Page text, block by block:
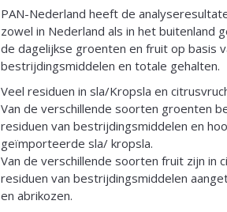
PAN-Nederland heeft de
zowel in Nederland als in het buitenland
de dagelijkse groenten en fruit op basis
bestrijdingsmiddelen en totale gehalten.
Veel residuen in sla/Kropsla en
Van de verschillende soorten groenten
residuen van bestrijdingsmiddelen en
geïmporteerde sla/ kropsla.
Van de verschillende soorten fruit zijn in
residuen van bestrijdingsmiddelen
en abrikozen.